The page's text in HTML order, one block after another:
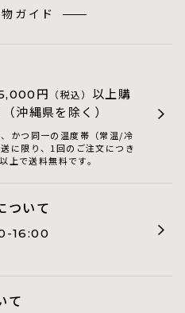
ガイド
円 （税込） 以上購
沖縄県を除く）
かつ同一の温度帯（常温/冷
に限り、1回のご注文につき
上で送料無料です。
ついて
16:00
て